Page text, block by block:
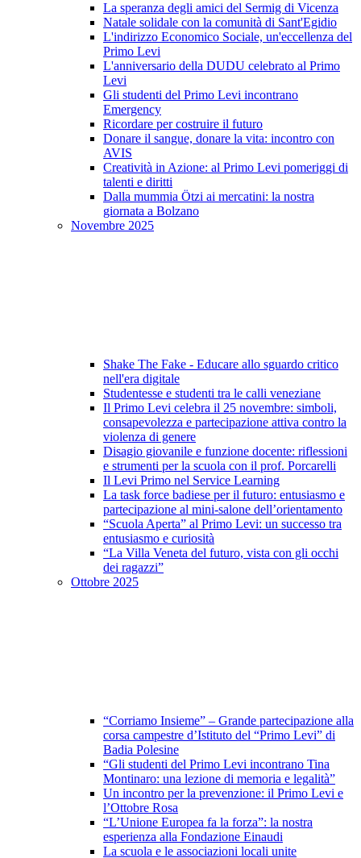
La speranza degli amici del Sermig di Vicenza
Natale solidale con la comunità di Sant'Egidio
L'indirizzo Economico Sociale, un'eccellenza del
Primo Levi
L'anniversario della DUDU celebrato al Primo
Levi
Gli studenti del Primo Levi incontrano
Emergency
Ricordare per costruire il futuro
Donare il sangue, donare la vita: incontro con
AVIS
Creatività in Azione: al Primo Levi pomeriggi di
talenti e diritti
Dalla mummia Ötzi ai mercatini: la nostra
giornata a Bolzano
Novembre 2025
Shake The Fake - Educare allo sguardo critico
nell'era digitale
Studentesse e studenti tra le calli veneziane
Il Primo Levi celebra il 25 novembre: simboli,
consapevolezza e partecipazione attiva contro la
violenza di genere
Disagio giovanile e funzione docente: riflessioni
e strumenti per la scuola con il prof. Porcarelli
Il Levi Primo nel Service Learning
La task force badiese per il futuro: entusiasmo e
partecipazione al mini-salone dell’orientamento
“Scuola Aperta” al Primo Levi: un successo tra
entusiasmo e curiosità
“La Villa Veneta del futuro, vista con gli occhi
dei ragazzi”
Ottobre 2025
“Corriamo Insieme” – Grande partecipazione alla
corsa campestre d’Istituto del “Primo Levi” di
Badia Polesine
“Gli studenti del Primo Levi incontrano Tina
Montinaro: una lezione di memoria e legalità”
Un incontro per la prevenzione: il Primo Levi e
l’Ottobre Rosa
“L’Unione Europea fa la forza”: la nostra
esperienza alla Fondazione Einaudi
La scuola e le associazioni locali unite